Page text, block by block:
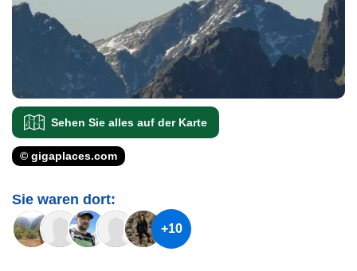
Sehen Sie alles auf der Karte
© gigaplaces.com
Sie waren dort:
+10